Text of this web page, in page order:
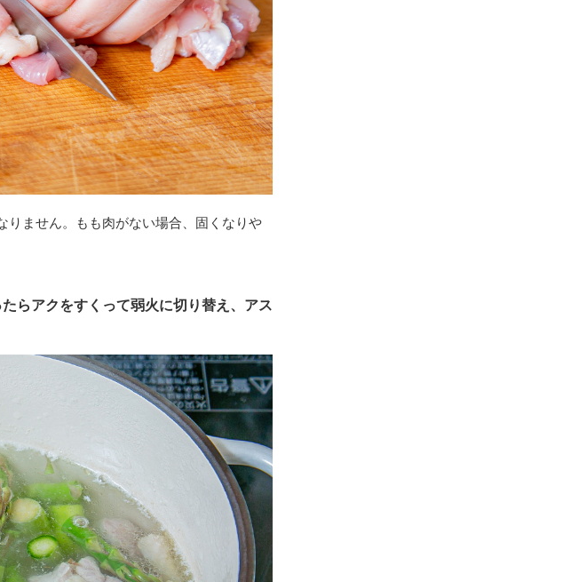
りません。もも肉がない場合、固くなりや
らアクをすくって弱火に切り替え、アス